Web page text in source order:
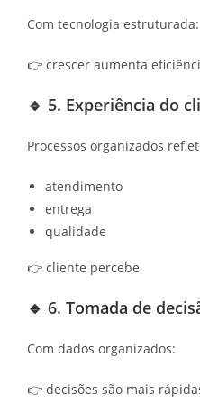
Com tecnologia estruturada:
👉 crescer aumenta
🔹 5. Experiência do
Processos organizados
atendimento
entrega
qualidade
👉 cliente percebe
🔹 6. Tomada de
Com dados organizados:
👉 decisões são mais